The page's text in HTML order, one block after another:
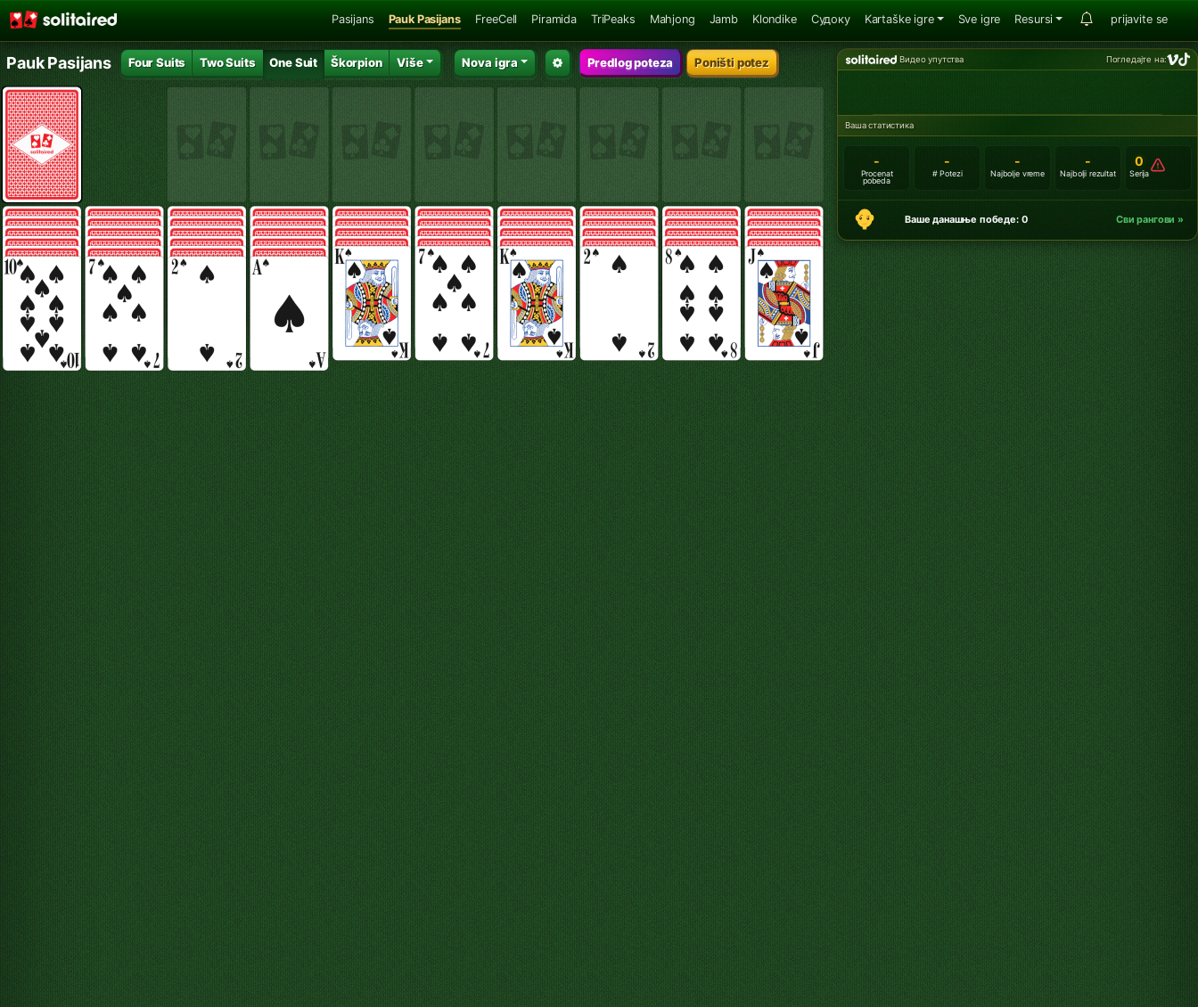
Pasijans Pauk Pasijans FreeCell Piramida TriPeaks Mahjong Jamb Klondike Судоку Kartaške igre Sve igre Resursi prijavite se
Pauk Pasijans Four Suits Two Suits One Suit Škorpion Više Nova igra Predlog poteza Poništi potez Видео упутства Погледајте на:
Ваша статистика
-
Procenat
pobeda
-
# Potezi
-
Najbolje vreme
-
Najbolji rezultat
0
Serija
Ваше данашње победе: 0 Сви рангови »